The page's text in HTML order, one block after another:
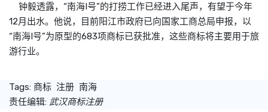
钟毅透露，“南海I号”的打捞工作已经进入尾声，有望于今年
12月出水。他说，目前阳江市政府已向国家工商总局申报，以
“南海I号”为原型的683项商标已获批准，这些商标将主要用于旅
游行业。
Tags: 商标 注册 南海
责任编辑: 武汉商标注册